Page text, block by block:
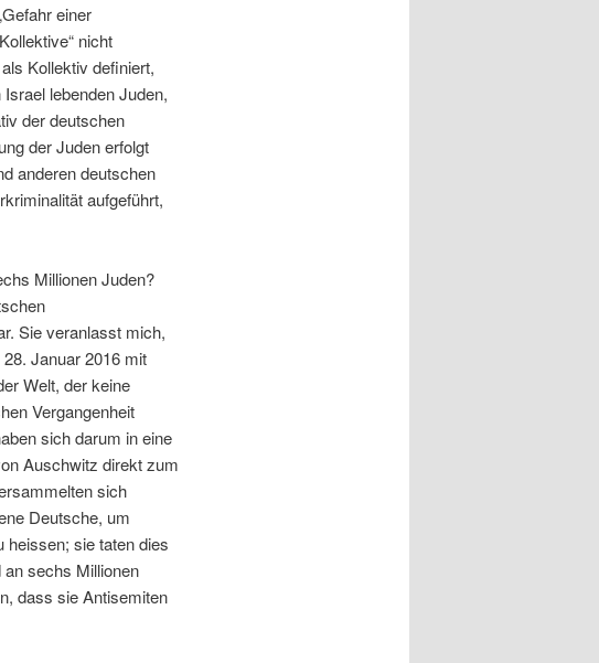
einer
nicht
Kollektiv definiert,
lebenden Juden,
der deutschen
der Juden erfolgt
anderen deutschen
aufgeführt,
Millionen Juden?
Sie veranlasst mich,
Januar 2016 mit
Welt, der keine
Vergangenheit
sich darum in eine
Auschwitz direkt zum
sich
Deutsche, um
sie taten dies
sechs Millionen
dass sie Antisemiten